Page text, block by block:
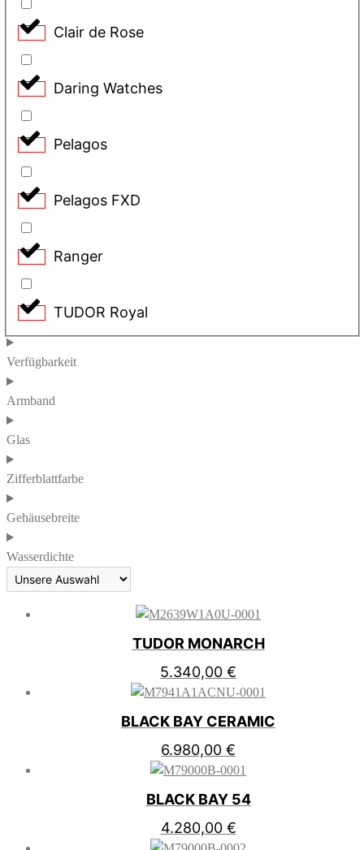
Clair de Rose
Daring Watches
Pelagos
Pelagos FXD
Ranger
TUDOR Royal
Verfügbarkeit
Armband
Glas
Zifferblattfarbe
Gehäusebreite
Wasserdichte
TUDOR MONARCH
5.340,00 €
BLACK BAY CERAMIC
6.980,00 €
BLACK BAY 54
4.280,00 €